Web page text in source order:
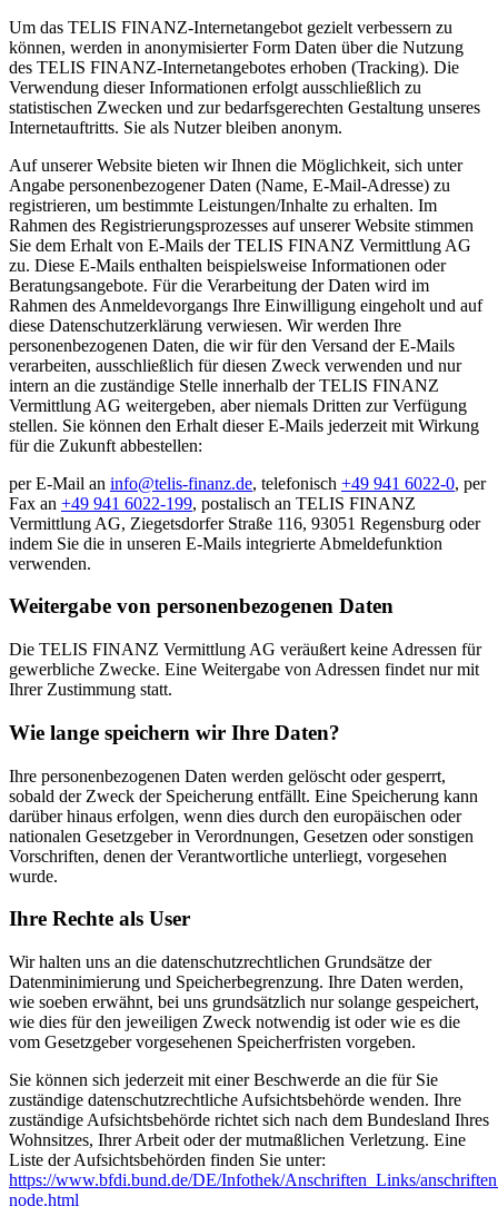
Um das TELIS FINANZ-Internetangebot gezielt verbessern zu
können, werden in anonymisierter Form Daten über die Nutzung
des TELIS FINANZ-Internetangebotes erhoben (Tracking). Die
Verwendung dieser Informationen erfolgt ausschließlich zu
statistischen Zwecken und zur bedarfsgerechten Gestaltung unseres
Internetauftritts. Sie als Nutzer bleiben anonym.
Auf unserer Website bieten wir Ihnen die Möglichkeit, sich unter
Angabe personenbezogener Daten (Name, E-Mail-Adresse) zu
registrieren, um bestimmte Leistungen/Inhalte zu erhalten. Im
Rahmen des Registrierungsprozesses auf unserer Website stimmen
Sie dem Erhalt von E-Mails der TELIS FINANZ Vermittlung AG
zu. Diese E-Mails enthalten beispielsweise Informationen oder
Beratungsangebote. Für die Verarbeitung der Daten wird im
Rahmen des Anmeldevorgangs Ihre Einwilligung eingeholt und auf
diese Datenschutzerklärung verwiesen. Wir werden Ihre
personenbezogenen Daten, die wir für den Versand der E-Mails
verarbeiten, ausschließlich für diesen Zweck verwenden und nur
intern an die zuständige Stelle innerhalb der TELIS FINANZ
Vermittlung AG weitergeben, aber niemals Dritten zur Verfügung
stellen. Sie können den Erhalt dieser E-Mails jederzeit mit Wirkung
für die Zukunft abbestellen:
per E-Mail an info@telis-finanz.de, telefonisch +49 941 6022-0, per
Fax an +49 941 6022-199, postalisch an TELIS FINANZ
Vermittlung AG, Ziegetsdorfer Straße 116, 93051 Regensburg oder
indem Sie die in unseren E-Mails integrierte Abmeldefunktion
verwenden.
Weitergabe von personenbezogenen Daten
Die TELIS FINANZ Vermittlung AG veräußert keine Adressen für
gewerbliche Zwecke. Eine Weitergabe von Adressen findet nur mit
Ihrer Zustimmung statt.
Wie lange speichern wir Ihre Daten?
Ihre personenbezogenen Daten werden gelöscht oder gesperrt,
sobald der Zweck der Speicherung entfällt. Eine Speicherung kann
darüber hinaus erfolgen, wenn dies durch den europäischen oder
nationalen Gesetzgeber in Verordnungen, Gesetzen oder sonstigen
Vorschriften, denen der Verantwortliche unterliegt, vorgesehen
wurde.
Ihre Rechte als User
Wir halten uns an die datenschutzrechtlichen Grundsätze der
Datenminimierung und Speicherbegrenzung. Ihre Daten werden,
wie soeben erwähnt, bei uns grundsätzlich nur solange gespeichert,
wie dies für den jeweiligen Zweck notwendig ist oder wie es die
vom Gesetzgeber vorgesehenen Speicherfristen vorgeben.
Sie können sich jederzeit mit einer Beschwerde an die für Sie
zuständige datenschutzrechtliche Aufsichtsbehörde wenden. Ihre
zuständige Aufsichtsbehörde richtet sich nach dem Bundesland Ihres
Wohnsitzes, Ihrer Arbeit oder der mutmaßlichen Verletzung. Eine
Liste der Aufsichtsbehörden finden Sie unter:
https://www.bfdi.bund.de/DE/Infothek/Anschriften_Links/
node.html